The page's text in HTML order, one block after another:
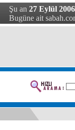
Şu an 27 Eylül
Bugüne ait